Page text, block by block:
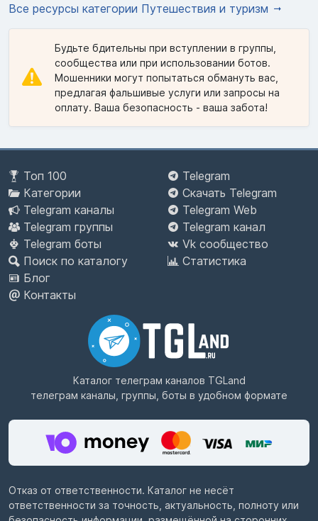
Все ресурсы категории Путешествия и туризм
Будьте бдительны при вступлении в группы,
сообщества или при использовании ботов.
Мошенники могут попытаться обмануть вас,
предлагая фальшивые услуги или запросы на
оплату. Ваша безопасность - ваша забота!
Топ 100
Категории
Telegram каналы
Telegram группы
Telegram боты
Поиск по каталогу
Блог
Контакты
Telegram
Скачать Telegram
Telegram Web
Telegram канал
Vk сообщество
Статистика
Каталог телеграм каналов TGLand
телеграм каналы, группы, боты в удобном формате
Отказ от ответственности. Каталог не несёт
ответственности за точность, актуальность, полноту или